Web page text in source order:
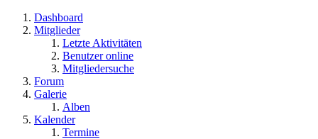
Dashboard
Mitglieder
Letzte Aktivitäten
Benutzer online
Mitgliedersuche
Forum
Galerie
Alben
Kalender
Termine